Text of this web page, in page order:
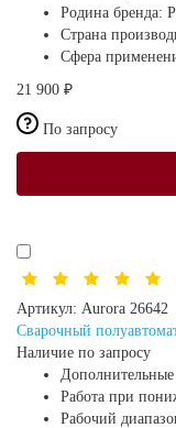
Родина бренда:
Страна
Сфера
21 900 ₽
По запросу
Артикул: Aurora 26642
Сварочный
Наличие по запросу
Работа при
Рабочий